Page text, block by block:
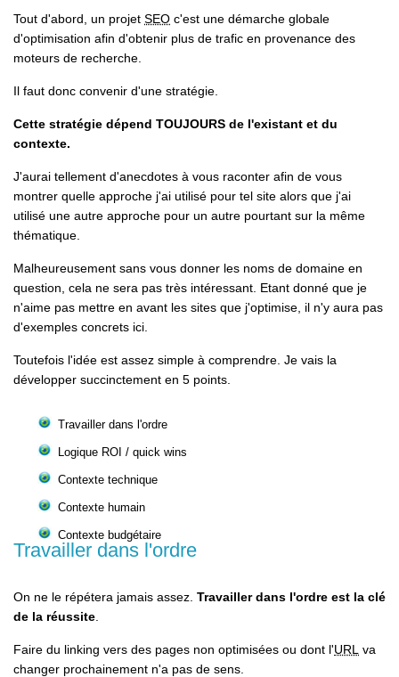
Tout d'abord, un projet SEO c'est une démarche globale
d'optimisation afin d'obtenir plus de trafic en provenance des
moteurs de recherche.
Il faut donc convenir d'une stratégie.
Cette stratégie dépend TOUJOURS de l'existant et du
contexte.
J'aurai tellement d'anecdotes à vous raconter afin de vous
montrer quelle approche j'ai utilisé pour tel site alors que j'ai
utilisé une autre approche pour un autre pourtant sur la même
thématique.
Malheureusement sans vous donner les noms de domaine en
question, cela ne sera pas très intéressant. Etant donné que je
n'aime pas mettre en avant les sites que j'optimise, il n'y aura pas
d'exemples concrets ici.
Toutefois l'idée est assez simple à comprendre. Je vais la
développer succinctement en 5 points.
Travailler dans l'ordre
Logique ROI / quick wins
Contexte technique
Contexte humain
Contexte budgétaire
Travailler dans l'ordre
On ne le répétera jamais assez. Travailler dans l'ordre est la clé
de la réussite
Faire du linking vers des pages non optimisées ou dont l'URL va
changer prochainement n'a pas de sens.